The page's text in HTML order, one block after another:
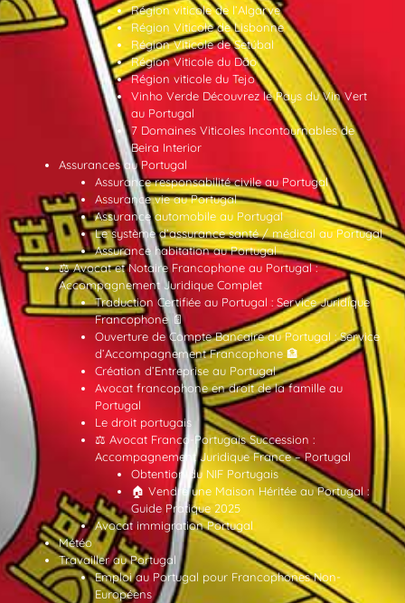
Région viticole de l’Algarve
Région Viticole de Lisbonne
Région Viticole de Setúbal
Région Viticole du Dão
Région viticole du Tejo
Vinho Verde Découvrez le Pays du Vin Vert
au Portugal
7 Domaines Viticoles Incontournables de
Beira Interior
Assurances au Portugal
Assurance responsabilité civile au Portugal
Assurance vie au Portugal
Assurance automobile au Portugal
Le système d’assurance santé / médical au Portugal
Assurance habitation au Portugal
⚖️ Avocat et Notaire Francophone au Portugal :
Accompagnement Juridique Complet
Traduction Certifiée au Portugal : Service Juridique
Francophone 📄
Ouverture de Compte Bancaire au Portugal : Service
d’Accompagnement Francophone 🏦
Création d’Entreprise au Portugal
Avocat francophone en droit de la famille au
Portugal
Le droit portugais
⚖️ Avocat Franco-Portugais Succession :
Accompagnement Juridique France – Portugal
Obtention du NIF Portugais
🏠 Vendre une Maison Héritée au Portugal :
Guide Pratique 2025
Avocat immigration Portugal
Météo
Travailler au Portugal
Emploi au Portugal pour Francophones Non-
Européens